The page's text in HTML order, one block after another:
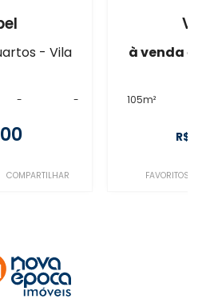
- Vila
- -
COMPARTILHAR
à venda
105m²
R$
FAVORITOS